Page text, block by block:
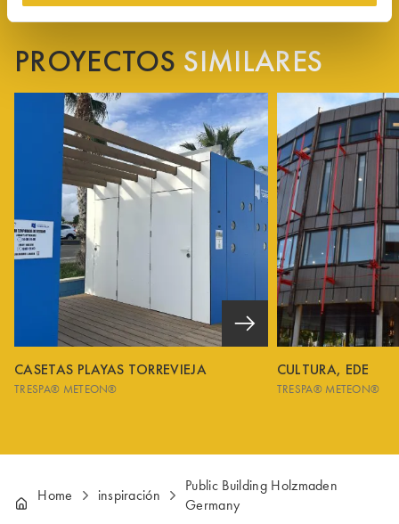
PROYECTOS SIMILARES
CASETAS PLAYAS TORREVIEJA
TRESPA® METEON®
CULTURA, EDE
TRESPA® METEON®
Home inspiración
Public Building Holzmaden
Germany